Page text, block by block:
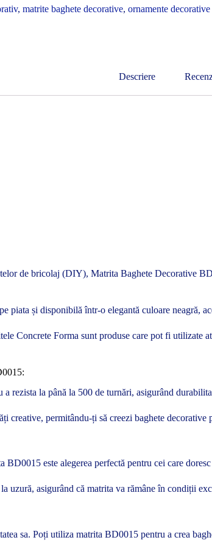
, matrite baghete decorative, ornamente decorative
Descriere
de bricolaj (DIY), Matrita Baghete Decorative
piata și disponibilă într-o elegantă culoare neagră,
Concrete Forma sunt produse care pot fi utilizate
rezista la până la 500 de turnări, asigurând
creative, permitându-ți să creezi baghete
este alegerea perfectă pentru cei care
uzură, asigurând că matrita va rămâne în condiții
sa. Poți utiliza matrita BD0015 pentru a crea